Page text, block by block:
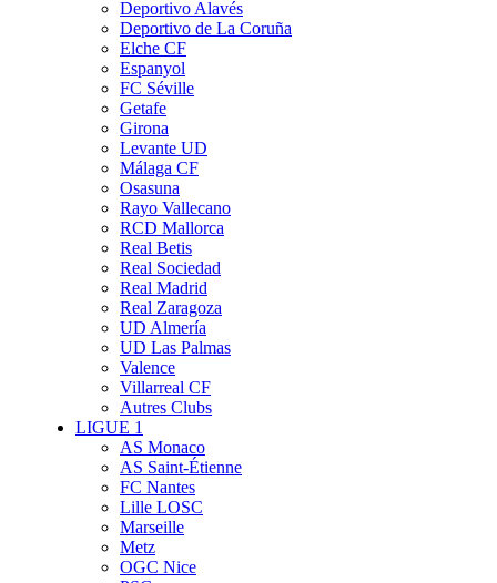
Deportivo Alavés
Deportivo de La Coruña
Elche CF
Espanyol
FC Séville
Getafe
Girona
Levante UD
Málaga CF
Osasuna
Rayo Vallecano
RCD Mallorca
Real Betis
Real Sociedad
Real Madrid
Real Zaragoza
UD Almería
UD Las Palmas
Valence
Villarreal CF
Autres Clubs
LIGUE 1
AS Monaco
AS Saint-Étienne
FC Nantes
Lille LOSC
Marseille
Metz
OGC Nice